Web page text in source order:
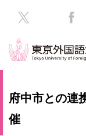
大
験
生
の
府中市との連
催